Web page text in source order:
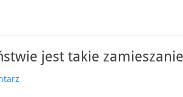
jest takie zamieszanie